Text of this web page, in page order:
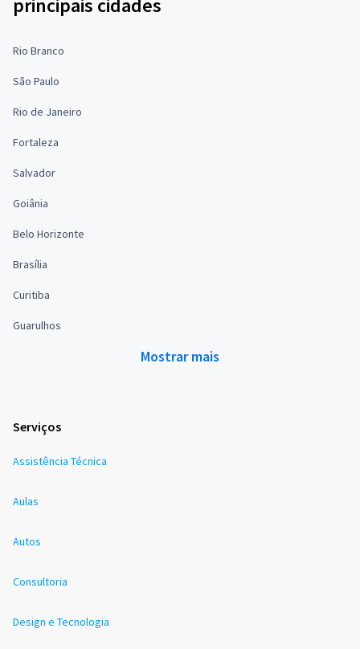
principais cidades
Rio Branco
São Paulo
Rio de Janeiro
Fortaleza
Salvador
Goiânia
Belo Horizonte
Brasília
Curitiba
Guarulhos
Mostrar mais
Serviços
Assistência Técnica
Aulas
Autos
Consultoria
Design e Tecnologia